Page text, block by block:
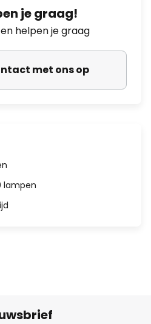
je graag!
helpen je graag
met ons op
lampen